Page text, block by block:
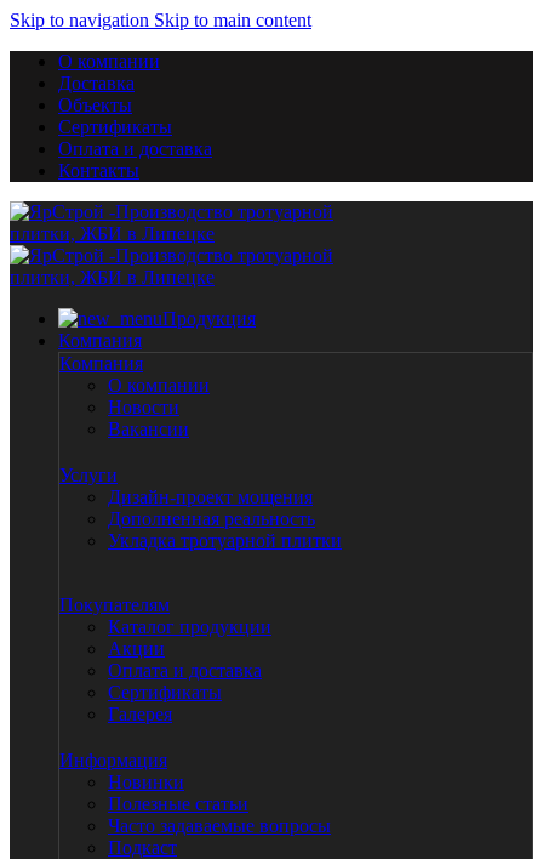
Skip to navigation Skip to main content
О компании
Доставка
Объекты
Сертификаты
Оплата и доставка
Контакты
Продукция
Компания
Компания
О компании
Новости
Вакансии
Услуги
Дизайн-проект мощения
Дополненная реальность
Укладка тротуарной плитки
Покупателям
Каталог продукции
Акции
Оплата и доставка
Сертификаты
Галерея
Информация
Новинки
Полезные статьи
Часто задаваемые вопросы
Подкаст